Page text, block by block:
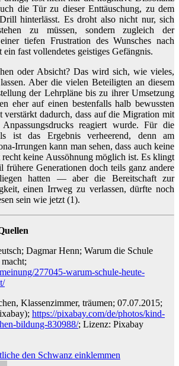
die Tür zu dieser Enttäuschung, zu dem
hinterlässt. Es droht also nicht nur, sich
zu müssen, sondern zugleich der
tiefen Frustration des Wunsches nach
fast vollendetes geistiges Gefängnis.
oder Absicht? Das wird sich, wie vieles,
Aber die vielen Beteiligten an diesem
der Lehrpläne bis zu ihrer Umsetzung
eher auf einen bestenfalls halb bewussten
verstärkt dadurch, dass auf die Migration mit
reagiert wurde. Für die
ist das Ergebnis verheerend, denn am
Irrungen kann man sehen, dass auch keine
keine Aussöhnung möglich ist. Es klingt
frühere Generationen doch teils ganz andere
hatten — aber die Bereitschaft zur
einen Irrweg zu verlassen, dürfte noch
sein wie jetzt (1).
Dagmar Henn; Warum die Schule
277045-warum-schule-heute-
Klassenzimmer, träumen; 07.07.2015;
https://pixabay.com/de/photos/kind-
bildung-830988/; Lizenz: Pixabay
den Schwanz einklemmen